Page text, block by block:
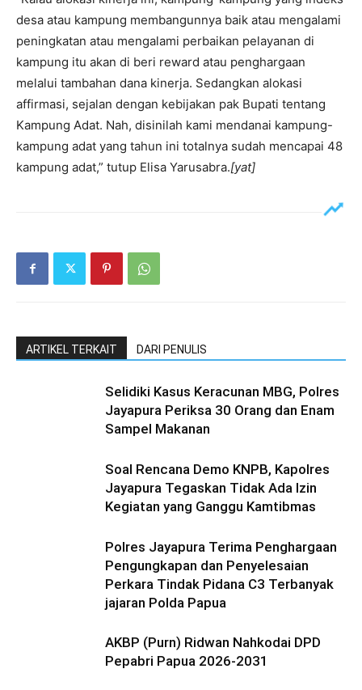
desa atau kampung membangunnya baik atau mengalami
peningkatan atau mengalami perbaikan pelayanan di
kampung itu akan di beri reward atau penghargaan
melalui tambahan dana kinerja. Sedangkan alokasi
affirmasi, sejalan dengan kebijakan pak Bupati tentang
Kampung Adat. Nah, disinilah kami mendanai kampung-
kampung adat yang tahun ini totalnya sudah mencapai 48
kampung adat,” tutup Elisa Yarusabra.[yat]
ARTIKEL TERKAIT DARI PENULIS
Selidiki Kasus Keracunan MBG, Polres
Jayapura Periksa 30 Orang dan Enam
Sampel Makanan
Soal Rencana Demo KNPB, Kapolres
Jayapura Tegaskan Tidak Ada Izin
Kegiatan yang Ganggu Kamtibmas
Polres Jayapura Terima Penghargaan
Pengungkapan dan Penyelesaian
Perkara Tindak Pidana C3 Terbanyak
jajaran Polda Papua
AKBP (Purn) Ridwan Nahkodai DPD
Pepabri Papua 2026-2031